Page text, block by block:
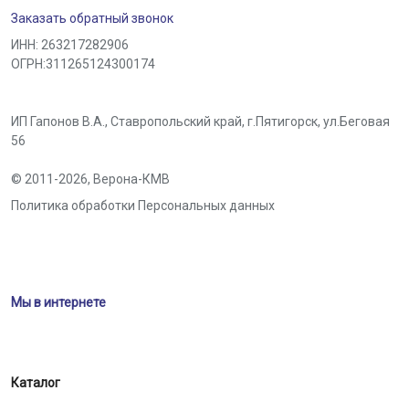
Заказать обратный звонок
ИНН: 263217282906
ОГРН:311265124300174
ИП Гапонов В.А., Ставропольский край, г.Пятигорск, ул.Беговая
56
© 2011-2026, Верона-КМВ
Политика обработки Персональных данных
Мы в интернете
Каталог